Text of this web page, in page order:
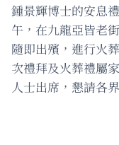
鍾景輝博士的安息
午，在九龍亞皆老
隨即出殯，進行火
次禮拜及火葬禮屬
人士出席，懇請各